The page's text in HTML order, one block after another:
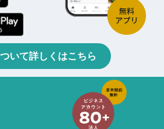
いて詳しくはこちら